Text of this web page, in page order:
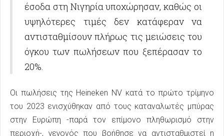
έσοδα στη Νιγηρία υποχώρησαν, καθώς οι
υψηλότερες τιμές δεν κατάφεραν να
αντισταθμίσουν πλήρως τις μειώσεις του
όγκου των πωλήσεων που ξεπέρασαν το
20%.
Οι πωλήσεις της Heineken NV κατά το πρώτο τρίμηνο
του 2023 ενισχύθηκαν από τους καταναλωτές μπύρας
στην Ευρώπη -παρά τον επίμονο πληθωρισμό στην
περιοχή-, γεγονός που βοήθησε να αντισταθμιστεί η